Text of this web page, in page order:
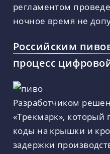
регламентом
ночное время не
Российским
процесс
Разработчиком
«Трекмарк», который
коды на крышки и
задержки